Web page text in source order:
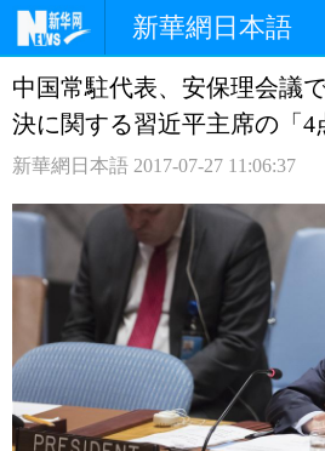
新華網日本語
ホームページ 政治
観光 評論
中日対訳
中国常駐代表、安保理会議
決に関する習近平主席の「4
新華網日本語 2017-07-27 11:06:37